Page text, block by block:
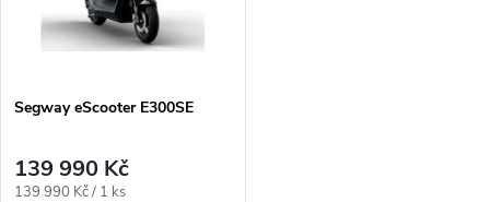
p
r
s
p
Segway eScooter E300SE
139 990 Kč
Měrná
139 990 Kč / 1 ks